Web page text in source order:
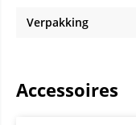
Verpakking
Accessoires